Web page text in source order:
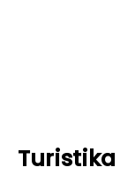
Turistika